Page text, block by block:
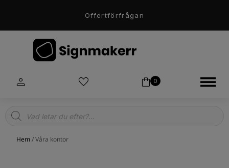
Offertförfrågan
0
Products
search
Hem/ Våra kontor